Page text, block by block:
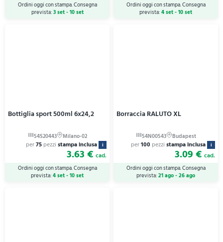
Ordini oggi con stampa. Consegna
prevista:3 set - 10 set
Ordini oggi con stampa. Consegna
prevista:4 set - 10 set
Bottiglia sport 500ml 6x24,2
per75 pezzi stampa inclusa i
3.63 € cad.
Ordini oggi con stampa. Consegna
prevista:4 set - 10 set
Borraccia RALUTO XL
per100 pezzi stampa inclusa i
3.09 € cad.
Ordini oggi con stampa. Consegna
prevista:21 ago - 26 ago